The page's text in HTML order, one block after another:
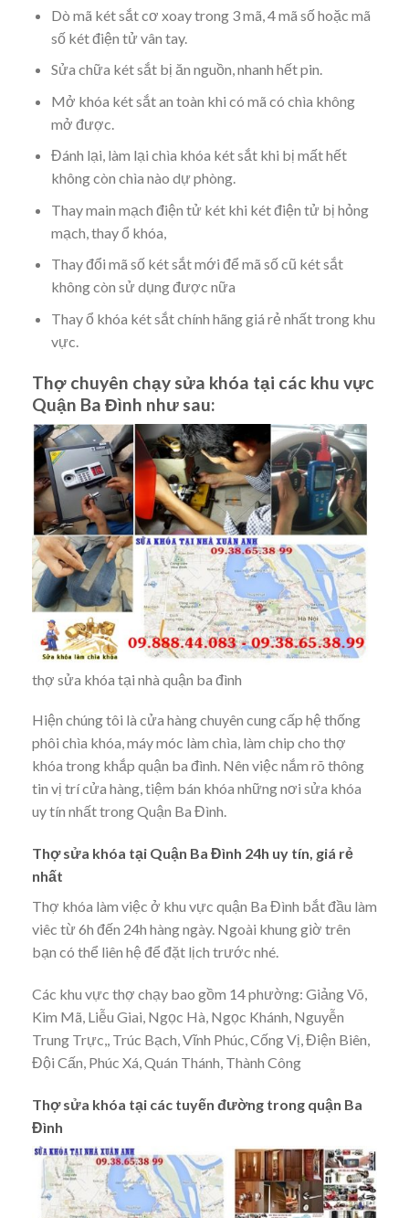
Dò mã két sắt cơ xoay trong 3 mã, 4 mã số hoặc mã
số két điện tử vân tay.
Sửa chữa két sắt bị ăn nguồn, nhanh hết pin.
Mở khóa két sắt an toàn khi có mã có chìa không
mở được.
Đánh lại, làm lại chìa khóa két sắt khi bị mất hết
không còn chìa nào dự phòng.
Thay main mạch điện tử két khi két điện tử bị hỏng
mạch, thay ổ khóa,
Thay đổi mã số két sắt mới để mã số cũ két sắt
không còn sử dụng được nữa
Thay ổ khóa két sắt chính hãng giá rẻ nhất trong khu
vực.
Thợ chuyên chạy sửa khóa tại các khu vực
Quận Ba Đình như sau:
thợ sửa khóa tại nhà quận ba đình
Hiện chúng tôi là cửa hàng chuyên cung cấp hệ thống
phôi chìa khóa, máy móc làm chìa, làm chip cho thợ
khóa trong khắp quận ba đình. Nên việc nắm rõ thông
tin vị trí cửa hàng, tiệm bán khóa những nơi sửa khóa
uy tín nhất trong Quận Ba Đình.
Thợ sửa khóa tại Quận Ba Đình 24h uy tín, giá rẻ
nhất
Thợ khóa làm việc ở khu vực quận Ba Đình bắt đầu làm
viêc từ 6h đến 24h hàng ngày. Ngoài khung giờ trên
bạn có thể liên hệ để đặt lịch trước nhé.
Các khu vực thợ chạy bao gồm 14 phường: Giảng Võ,
Kim Mã, Liễu Giai, Ngọc Hà, Ngọc Khánh, Nguyễn
Trung Trực,, Trúc Bạch, Vĩnh Phúc, Cống Vị, Điện Biên,
Đội Cấn, Phúc Xá, Quán Thánh, Thành Công
Thợ sửa khóa tại các tuyến đường trong quận Ba
Đình